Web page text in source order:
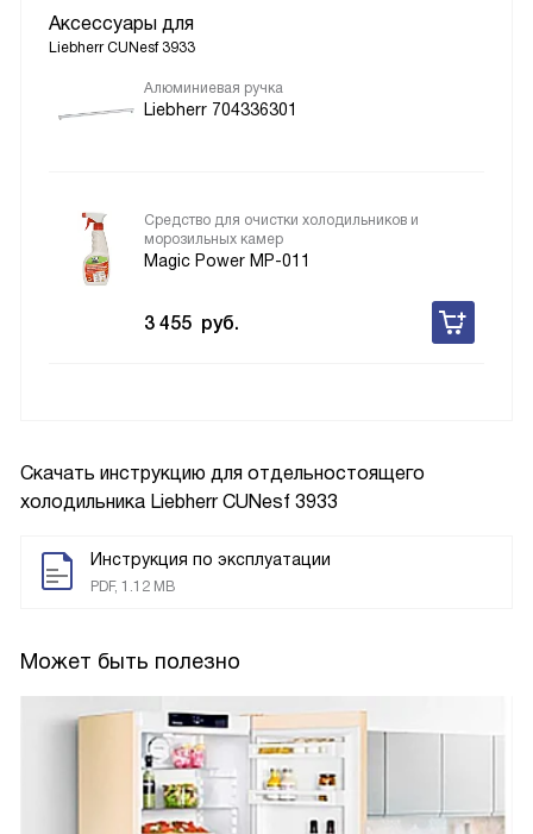
Скачать инструкцию для отдельностоящего
холодильника Liebherr CUNesf 3933
Инструкция по эксплуатации
PDF, 1.12 MB
Может быть полезно
Аксессуары для
Liebherr CUNesf 3933
Алюминиевая ручка
Liebherr 704336301
Средство для очистки холодильников и
морозильных камер
Magic Power MP-011
3 455 руб.